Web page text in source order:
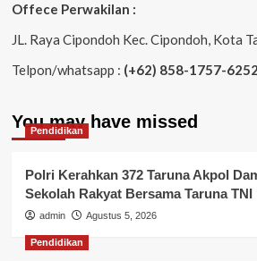
Offece Perwakilan :
JL. Raya Cipondoh Kec. Cipondoh, Kota
Telpon/whatsapp : (+62) 858-1757-6252
You may have missed
Pendidikan
Polri Kerahkan 372 Taruna Akpol
Sekolah Rakyat Bersama Taruna TNI
admin Agustus 5, 2026
Pendidikan